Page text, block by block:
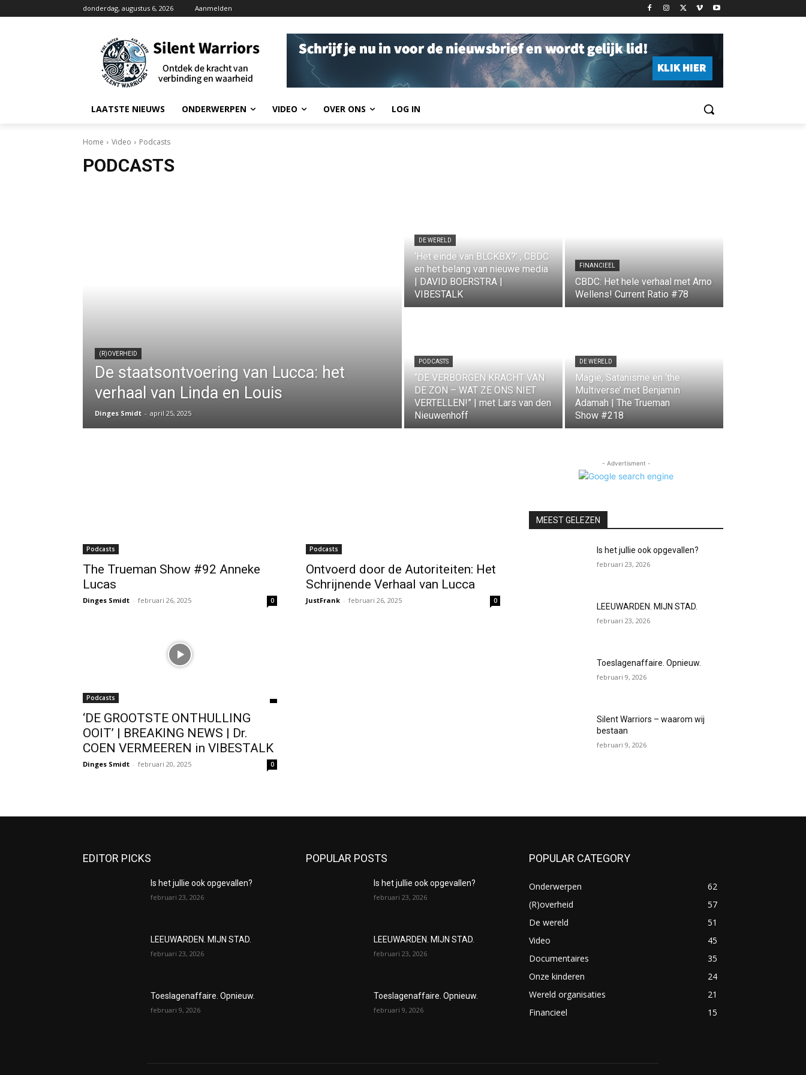
donderdag, augustus 6, 2026 Aanmelden
LAATSTE NIEUWS ONDERWERPEN VIDEO OVER ONS LOG IN
Home Video Podcasts
PODCASTS
(R)OVERHEID
De staatsontvoering van Lucca: het
verhaal van Linda en Louis
Dinges Smidt - april 25, 2025
DE WERELD
‘Het einde van BLCKBX?’ , CBDC
en het belang van nieuwe media
| DAVID BOERSTRA |
VIBESTALK
FINANCIEEL
CBDC: Het hele verhaal met Arno
Wellens! Current Ratio #78
PODCASTS
“DE VERBORGEN KRACHT VAN
DE ZON – WAT ZE ONS NIET
VERTELLEN!” | met Lars van den
Nieuwenhoff
DE WERELD
Magie, Satanisme en ‘the
Multiverse’ met Benjamin
Adamah | The Trueman
Show #218
Podcasts
The Trueman Show #92 Anneke
Lucas
Dinges Smidt - februari 26, 2025 0
Podcasts
Ontvoerd door de Autoriteiten: Het
Schrijnende Verhaal van Lucca
JustFrank - februari 26, 2025 0
Podcasts
‘DE GROOTSTE ONTHULLING
OOIT’ | BREAKING NEWS | Dr.
COEN VERMEEREN in VIBESTALK
Dinges Smidt - februari 20, 2025 0
- Advertisment -
MEEST GELEZEN
Is het jullie ook opgevallen?
februari 23, 2026
LEEUWARDEN. MIJN STAD.
februari 23, 2026
Toeslagenaffaire. Opnieuw.
februari 9, 2026
Silent Warriors – waarom wij
bestaan
februari 9, 2026
EDITOR PICKS
Is het jullie ook opgevallen?
februari 23, 2026
LEEUWARDEN. MIJN STAD.
februari 23, 2026
Toeslagenaffaire. Opnieuw.
februari 9, 2026
POPULAR POSTS
Is het jullie ook opgevallen?
februari 23, 2026
LEEUWARDEN. MIJN STAD.
februari 23, 2026
Toeslagenaffaire. Opnieuw.
februari 9, 2026
POPULAR CATEGORY
Onderwerpen
62
(R)overheid
57
De wereld
51
Video
45
Documentaires
35
Onze kinderen
24
Wereld organisaties
21
Financieel
15